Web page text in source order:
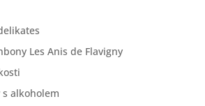
Les Anis de Flavigny
alkoholem